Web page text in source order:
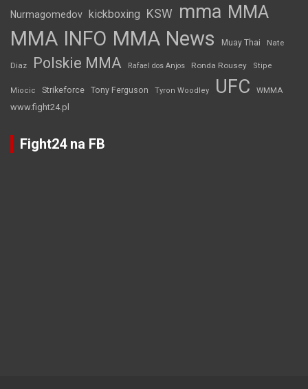
Nurmagomedov kickboxing KSW mma MMA
MMA INFO MMA News Muay Thai Nate
Diaz Polskie MMA Rafael dos Anjos Ronda Rousey Stipe
Miocic Strikeforce Tony Ferguson Tyron Woodley UFC WMMA
www.fight24.pl
Fight24 na FB